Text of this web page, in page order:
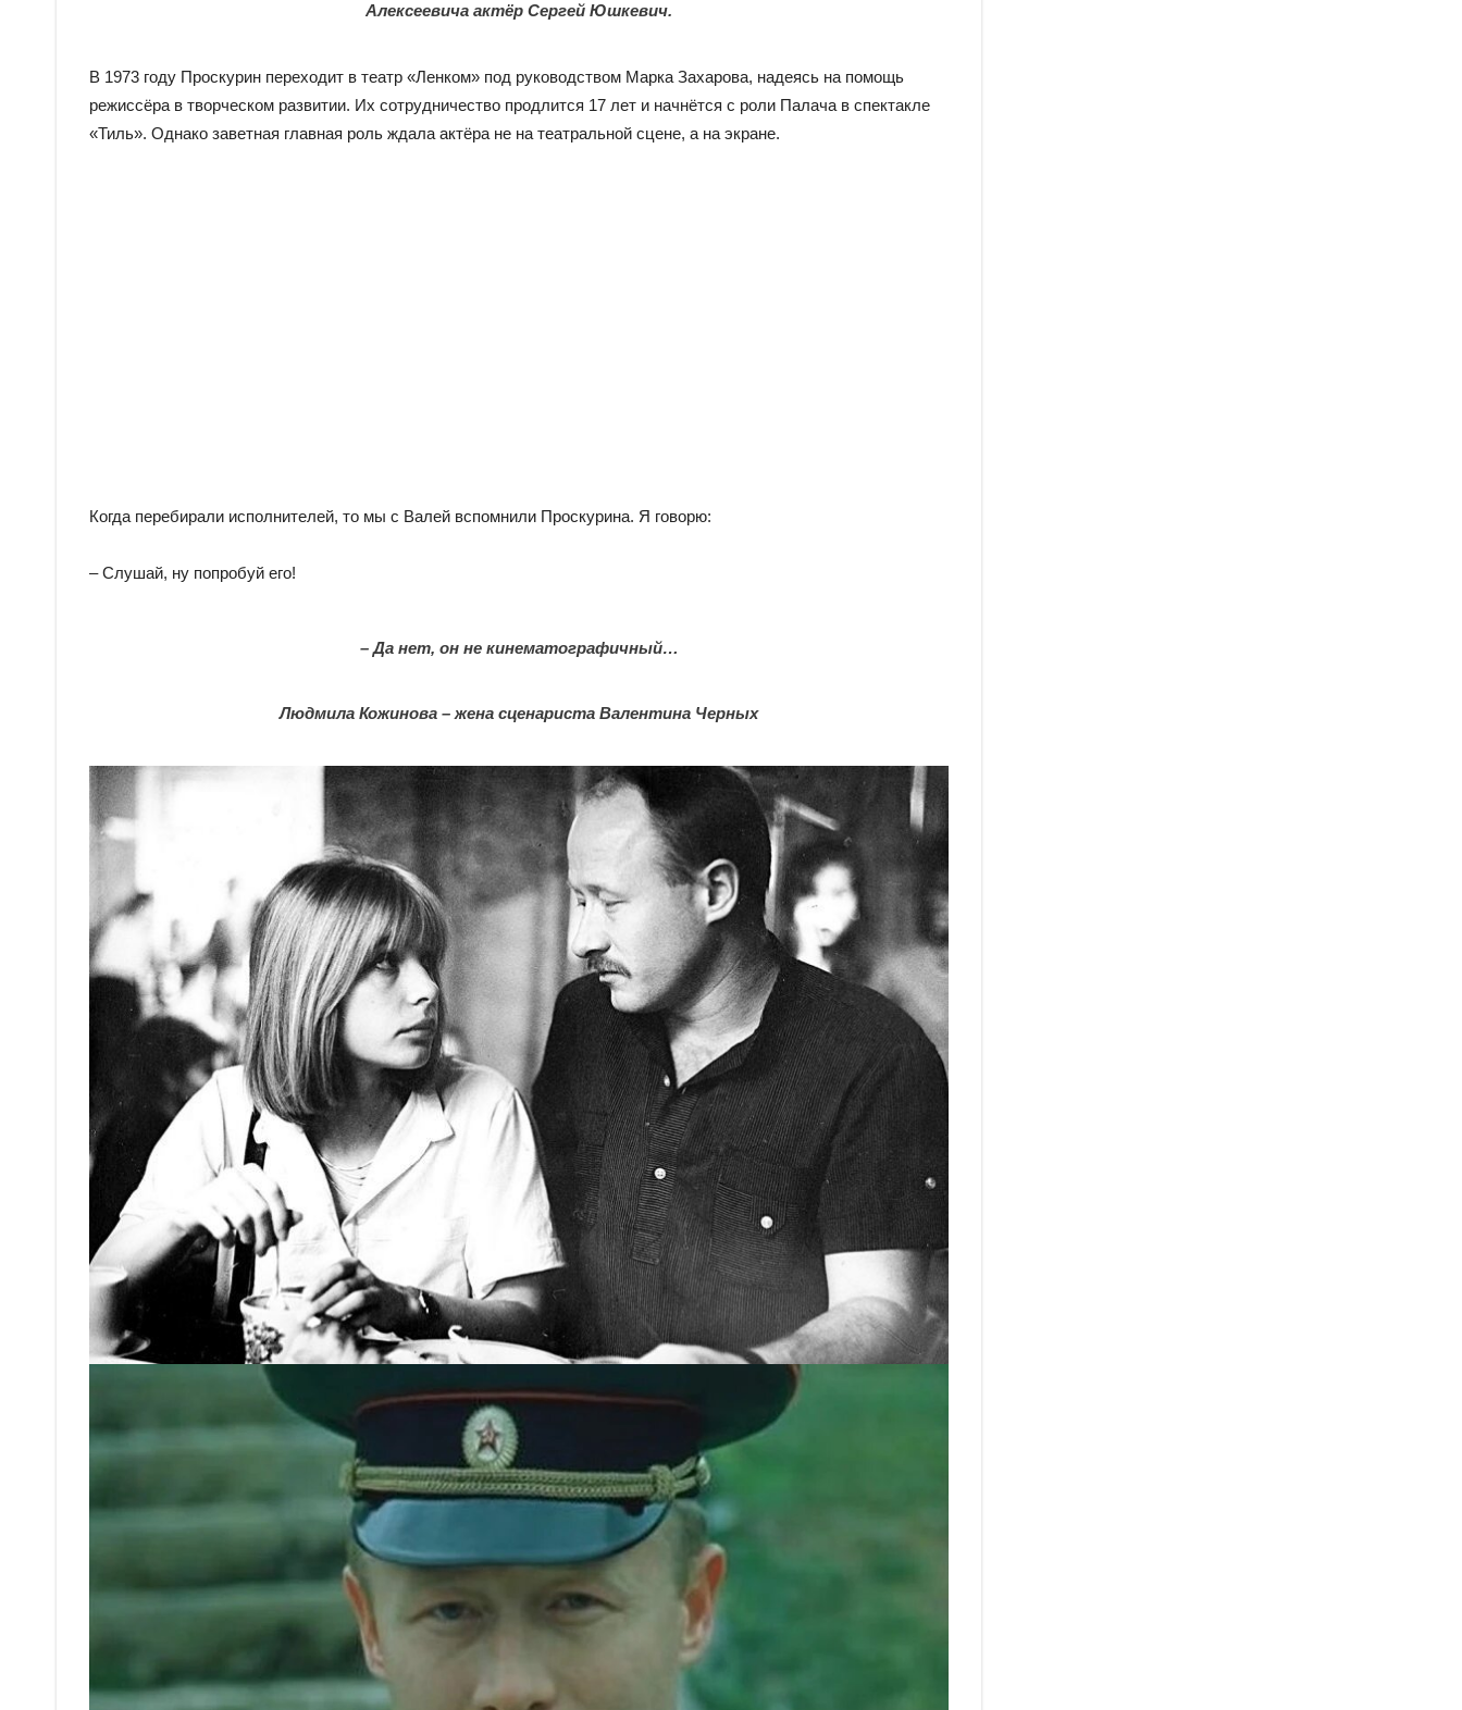
Алексеевича актёр Сергей Юшкевич.
В 1973 году Проскурин переходит в театр «Ленком» под руководством Марка Захарова, надеясь на помощь
режиссёра в творческом развитии. Их сотрудничество продлится 17 лет и начнётся с роли Палача в спектакле
«Тиль». Однако заветная главная роль ждала актёра не на театральной сцене, а на экране.
Когда перебирали исполнителей, то мы с Валей вспомнили Проскурина. Я говорю:
– Слушай, ну попробуй его!
– Да нет, он не кинематографичный…
Людмила Кожинова – жена сценариста Валентина Черных